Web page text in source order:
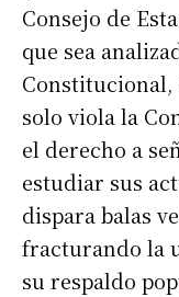
Consejo de
que sea
Constitucional,
solo viola la
el derecho a
estudiar sus
dispara balas
fracturando la
su respaldo